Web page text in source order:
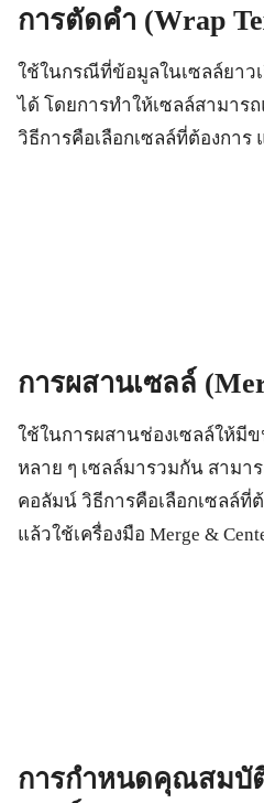
การตัดคำ (Wrap
ใช้ในกรณีที่ข้อมูลในเซลล์ยาว
ได้ โดยการทำให้เซลล์สามาร
วิธีการคือเลือกเซลล์ที่ต้องการ
การผสานเซลล์
ใช้ในการผสานช่องเซลล์ให้มี
หลาย ๆ เซลล์มารวมกัน สามา
คอลัมน์ วิธีการคือเลือกเซลล์ที่
แล้วใช้เครื่องมือ Merge &
การกำหนดคุณสมบั